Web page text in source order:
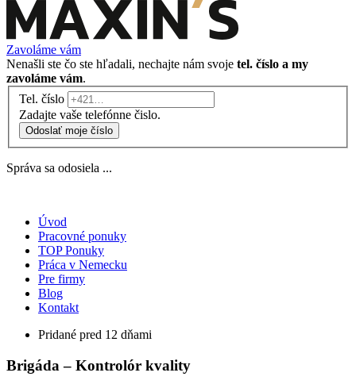
Zavoláme vám
Nenašli ste čo ste hľadali, nechajte nám svoje tel. číslo a my
zavoláme vám.
Tel. číslo
Zadajte vaše telefónne čislo.
Odoslať moje číslo
Správa sa odosiela ...
Úvod
Pracovné ponuky
TOP Ponuky
Práca v Nemecku
Pre firmy
Blog
Kontakt
Pridané pred 12 dňami
Brigáda – Kontrolór kvality